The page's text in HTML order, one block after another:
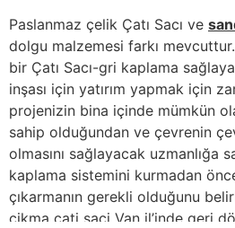
Paslanmaz çelik Çatı Sacı ve
dolgu malzemesi farkı
bir Çatı Sacı-gri kaplama
inşası için yatırım yapmak için
projenizin bina içinde mümkün
sahip olduğundan ve çevrenin
olmasını sağlayacak uzmanlığa
kaplama sistemini kurmadan
çıkarmanın gerekli olduğunu
cikma cati saci Van il’inde geri